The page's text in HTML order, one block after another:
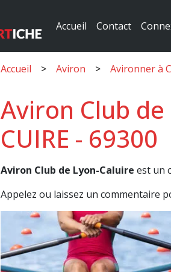
Accueil Contact
Accueil Aviron Avironner à
Aviron Club de
CUIRE - 69300
Aviron Club de Lyon-Caluire est un
Appelez ou laissez un commentaire